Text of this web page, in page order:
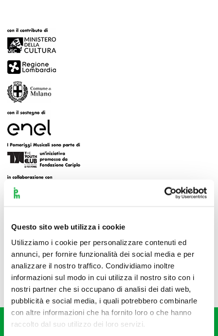
Questo sito web utilizza i cookie
Utilizziamo i cookie per personalizzare contenuti ed
annunci, per fornire funzionalità dei social media e per
analizzare il nostro traffico. Condividiamo inoltre
informazioni sul modo in cui utilizza il nostro sito con i
nostri partner che si occupano di analisi dei dati web,
pubblicità e social media, i quali potrebbero combinarle
con altre informazioni che ha fornito loro o che hanno
raccolto dal suo utilizzo dei loro servizi.